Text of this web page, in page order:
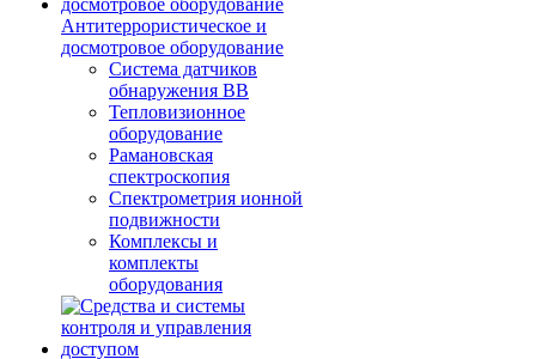
Антитеррористическое и
досмотровое оборудование
Cистема датчиков
обнаружения ВВ
Тепловизионное
оборудование
Рамановская
спектроскопия
Спектрометрия ионной
подвижности
Комплексы и
комплекты
оборудования